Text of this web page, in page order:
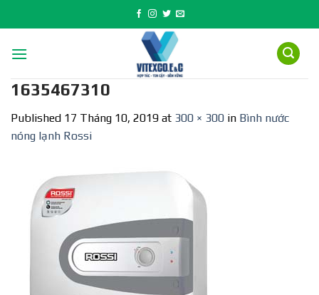
to
1635467310
Published 17 Tháng 10, 2019 at 300 × 300 in Bình nước
nóng lạnh Rossi